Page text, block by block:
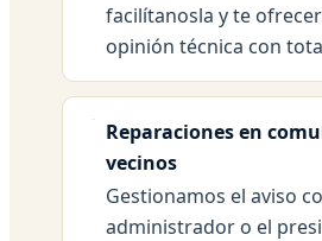
facilítanosla y te
opinión técnica con
Reparaciones en
vecinos
Gestionamos el aviso
administrador o el